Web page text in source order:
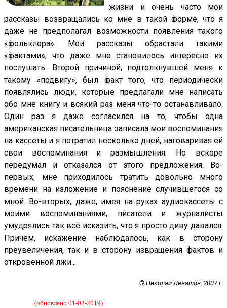
жизни и очень часто мои
рассказы возвращались ко мне в такой форме, что я
даже не предполагал возможности появления такого
«фольклора». Мои рассказы обрастали такими
«фактами», что даже мне становилось интересно их
послушать. Второй причиной, подтолкнувшей меня к
такому «подвигу», был факт того, что периодически
появлялись люди, которые предлагали мне написать
обо мне книгу и всякий раз меня что-то останавливало.
Один раз я даже согласился на то, чтобы одна
американская писательница записала мои воспоминания
на кассеты и я потратил несколько дней, наговаривая ей
свои воспоминания и размышления. Но вскоре
передумал и отказался от этого предложения. Во-
первых, мне приходилось тратить довольно много
времени на изложение и пояснение случившегося со
мной. Во-вторых, даже, имея на руках аудиокассеты с
моими воспоминаниями, писатели и журналисты
умудрялись так всё исказить, что я просто диву давался.
Причём, искажение наблюдалось, как в сторону
преувеличения, так и в сторону извращения фактов и
откровенной лжи...
© Николай Левашов, 2007 г.
(обновлено 01-02-2019)